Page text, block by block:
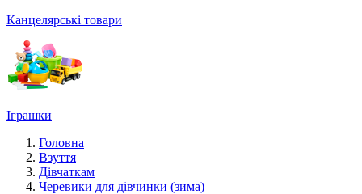
Канцелярські товари
Іграшки
Головна
Взуття
Дівчаткам
Черевики для дівчинки (зима)